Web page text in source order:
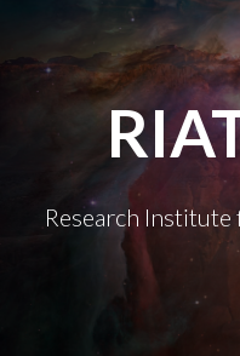
Research